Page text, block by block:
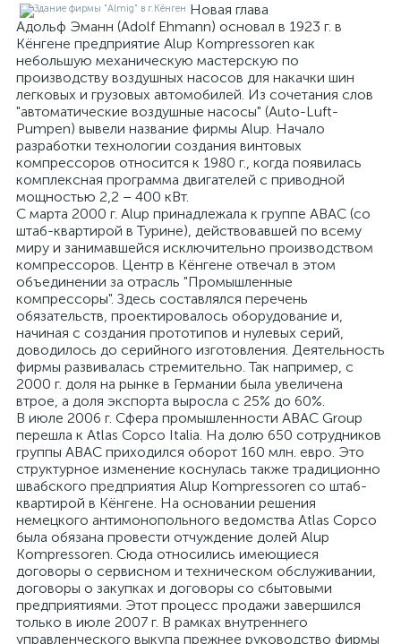
Новая глава
Адольф Эманн (Adolf Ehmann) основал в 1923 г. в
Кёнгене предприятие Alup Kompressoren как
небольшую механическую мастерскую по
производству воздушных насосов для накачки шин
легковых и грузовых автомобилей. Из сочетания слов
"автоматические воздушные насосы" (Auto-Luft-
Pumpen) вывели название фирмы Alup. Начало
разработки технологии создания винтовых
компрессоров относится к 1980 г., когда появилась
комплексная программа двигателей с приводной
мощностью 2,2 – 400 кВт.
С марта 2000 г. Alup принадлежала к группе ABAC (со
штаб-квартирой в Турине), действовавшей по всему
миру и занимавшейся исключительно производством
компрессоров. Центр в Кёнгене отвечал в этом
объединении за отрасль "Промышленные
компрессоры". Здесь составлялся перечень
обязательств, проектировалось оборудование и,
начиная с создания прототипов и нулевых серий,
доводилось до серийного изготовления. Деятельность
фирмы развивалась стремительно. Так например, с
2000 г. доля на рынке в Германии была увеличена
втрое, а доля экспорта выросла с 25% до 60%.
В июле 2006 г. Сфера промышленности ABAC Group
перешла к Atlas Copco Italia. На долю 650 сотрудников
группы ABAC приходился оборот 160 млн. евро. Это
структурное изменение коснулась также традиционно
швабского предприятия Alup Kompressoren со штаб-
квартирой в Кёнгене. На основании решения
немецкого антимонопольного ведомства Atlas Copco
была обязана провести отчуждение долей Alup
Kompressoren. Сюда относились имеющиеся
договоры о сервисном и техническом обслуживании,
договоры о закупках и договоры со сбытовыми
предприятиями. Этот процесс продажи завершился
только в июле 2007 г. В рамках внутреннего
управленческого выкупа прежнее руководство фирмы